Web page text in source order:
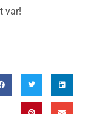
var!